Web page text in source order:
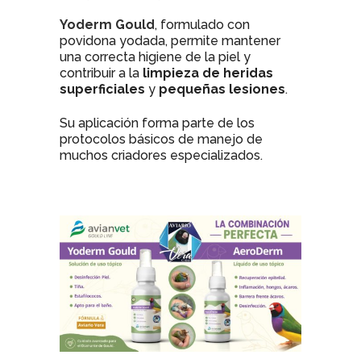
Yoderm Gould, formulado con
povidona yodada, permite mantener
una correcta higiene de la piel y
contribuir a la limpieza de heridas
superficiales y pequeñas lesiones.
Su aplicación forma parte de los
protocolos básicos de manejo de
muchos criadores especializados.